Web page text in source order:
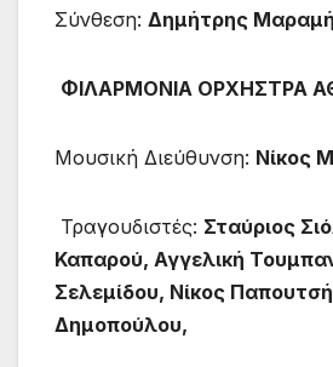
Σύνθεση: Δημήτρης
ΦΙΛΑΡΜΟΝΙΑ ΟΡΧΗΣΤΡΑ
Μουσική Διεύθυνση: Νίκος
Τραγουδιστές: Σταύριος
Καπαρού, Αγγελική
Σελεμίδου, Νίκος
Δημοπούλου,